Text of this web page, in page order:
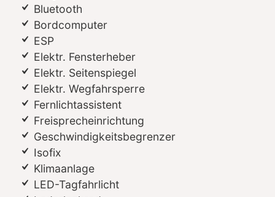
Bluetooth
Bordcomputer
ESP
Elektr. Fensterheber
Elektr. Seitenspiegel
Elektr. Wegfahrsperre
Fernlichtassistent
Freisprecheinrichtung
Geschwindigkeitsbegrenzer
Isofix
Klimaanlage
LED-Tagfahrlicht